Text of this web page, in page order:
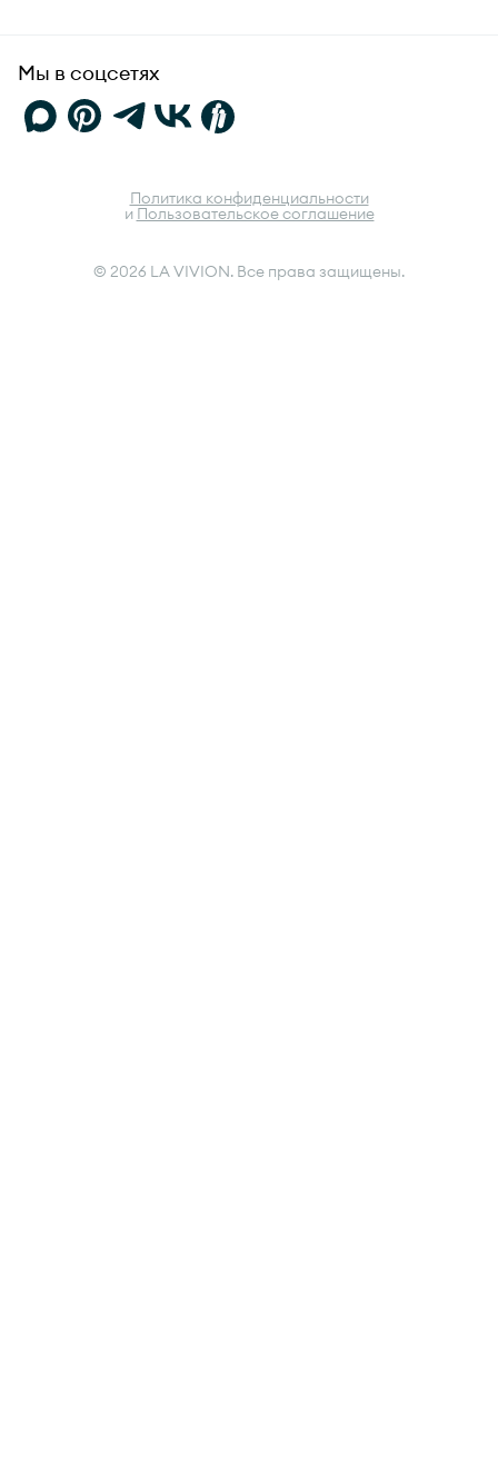
Мы в соцсетях
© 2026 LA VIVION. Все права защищены.
Политика конфиденциальности
и Пользовательское соглашение